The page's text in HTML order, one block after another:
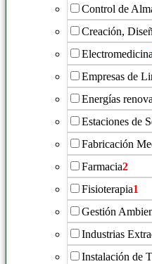
Control de
Creación,
Empresas de
Energías
Estaciones de
Fabricación
Farmacia2
Fisioterapia1
Gestión
Industrias
Instalación de